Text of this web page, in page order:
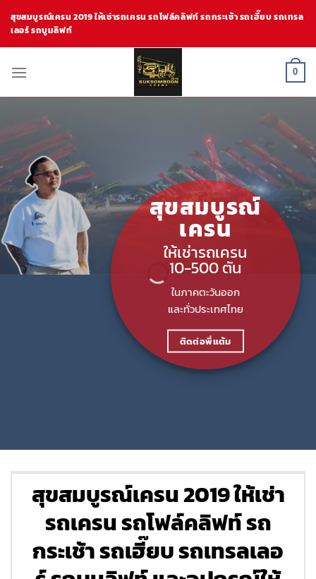
content
สุขสมบูรณ์เครน 2019 ให้เช่ารถเครน รถโฟล์คลิฟท์ รถกระเช้า รถเฮี๊ยบ รถเทรล
เลอร์ รถบูมลิฟท์
0
สุขสมบูรณ์
เครน
ให้เช่ารถเครน
10-500 ตัน
ในภาคตะวันออก
และทั่วประเทศไทย
ติดต่อพี่แต้ม
สุขสมบูรณ์เครน 2019 ให้เช่า
รถเครน รถโฟล์คลิฟท์ รถ
กระเช้า รถเฮี๊ยบ รถเทรลเลอ